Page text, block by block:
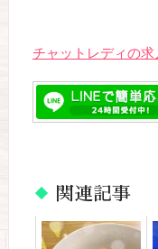
チャットレディの
関連記事